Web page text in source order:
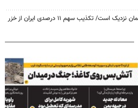
است/ تکذیب سهم ۱۱ درصدی ایران از خزر